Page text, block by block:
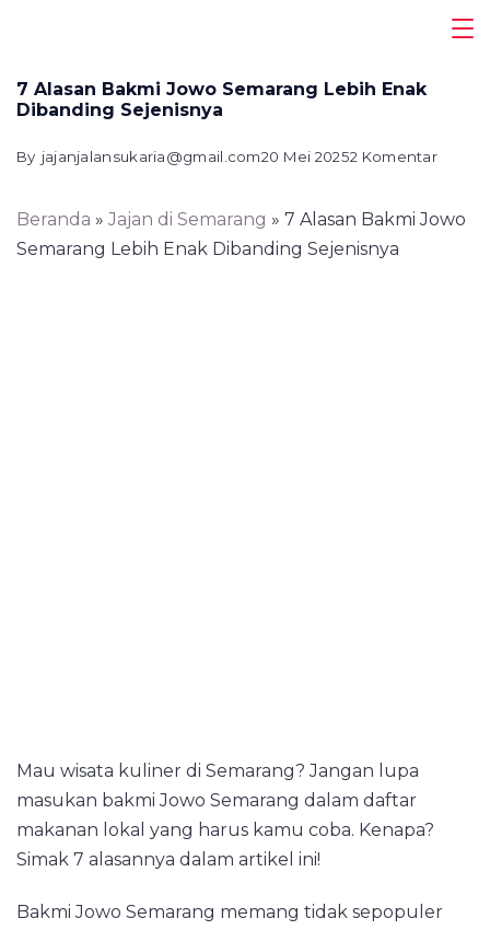
7 Alasan Bakmi Jowo Semarang Lebih Enak
Dibanding Sejenisnya
By jajanjalansukaria@gmail.com20 Mei 20252 Komentarpada
Alasan
Beranda » Jajan di Semarang » 7 Alasan Bakmi Jowo
Semarang Lebih Enak Dibanding Sejenisnya
Mau wisata kuliner di Semarang? Jangan lupa
masukan bakmi Jowo Semarang dalam daftar
makanan lokal yang harus kamu coba. Kenapa?
Simak 7 alasannya dalam artikel ini!
Bakmi Jowo Semarang memang tidak sepopuler